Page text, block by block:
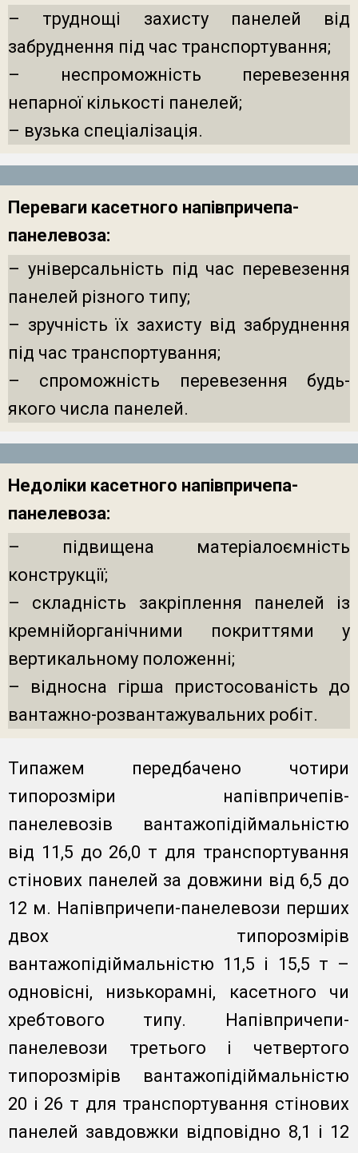
– труднощі захисту панелей від
забруднення під час транспортування;
– неспроможність перевезення
непарної кількості панелей;
– вузька спеціалізація.
Переваги касетного напівпричепа-
панелевоза:
– універсальність під час перевезення
панелей різного типу;
– зручність їх захисту від забруднення
під час транспортування;
– спроможність перевезення будь-
якого числа панелей.
Недоліки касетного напівпричепа-
панелевоза:
– підвищена матеріалоємність
конструкції;
– складність закріплення панелей із
кремнійорганічними покриттями у
вертикальному положенні;
– відносна гірша пристосованість до
вантажно-розвантажувальних робіт.
Типажем передбачено чотири
типорозміри напівпричепів-
панелевозів вантажопідіймальністю
від 11,5 до 26,0 т для транспортування
стінових панелей за довжини від 6,5 до
12 м. Напівпричепи-панелевози перших
двох типорозмірів
вантажопідіймальністю 11,5 і 15,5 т –
одновісні, низькорамні, касетного чи
хребтового типу. Напівпричепи-
панелевози третього і четвертого
типорозмірів вантажопідіймальністю
20 і 26 т для транспортування стінових
панелей завдовжки відповідно 8,1 і 12